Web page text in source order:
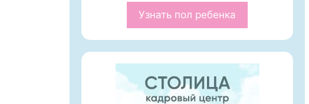
Узнать пол ребенка